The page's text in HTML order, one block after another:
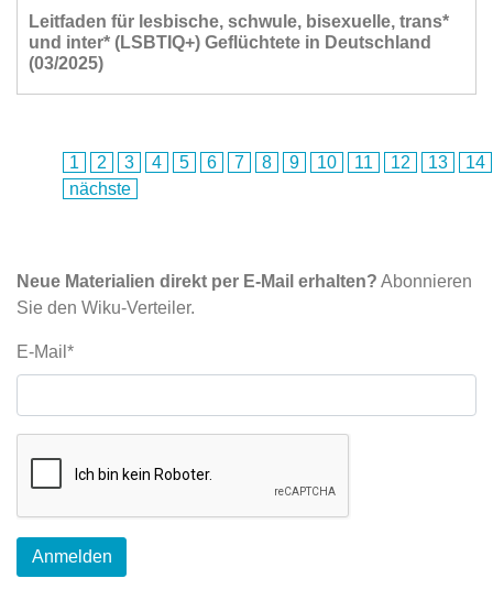
Leitfaden für lesbische, schwule, bisexuelle, trans*
und inter* (LSBTIQ+) Geflüchtete in Deutschland
(03/2025)
1 2 3 4 5 6 7 8 9 10 11 12 13
14
nächste
Neue Materialien direkt per E-Mail erhalten? Abonnieren
Sie den Wiku-Verteiler.
E-Mail*